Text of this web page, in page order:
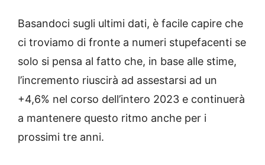
Basandoci sugli ultimi dati, è facile capire che
ci troviamo di fronte a numeri stupefacenti se
solo si pensa al fatto che, in base alle stime,
l’incremento riuscirà ad assestarsi ad un
+4,6% nel corso dell’intero 2023 e continuerà
a mantenere questo ritmo anche per i
prossimi tre anni.